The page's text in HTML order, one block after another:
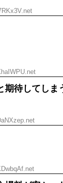
期待してしま